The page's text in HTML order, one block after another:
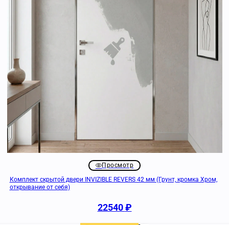
Просмотр
Комплект скрытой двери INVIZIBLE REVERS 42 мм (Грунт, кромка Хром,
открывание от себя)
22540₽